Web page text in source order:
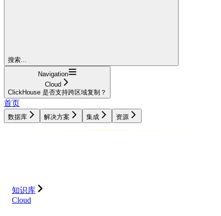
搜索...
Navigation
Cloud
ClickHouse 是否支持跨区域复制？
首页
数据库 解决方案 集成 资源
知识库
Cloud